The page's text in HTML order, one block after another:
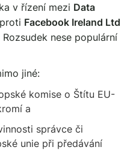
v řízení mezi Data
proti Facebook Ireland Ltd
Rozsudek nese populární
jiné:
komise o Štítu EU-
a
správce či
unie při předávání